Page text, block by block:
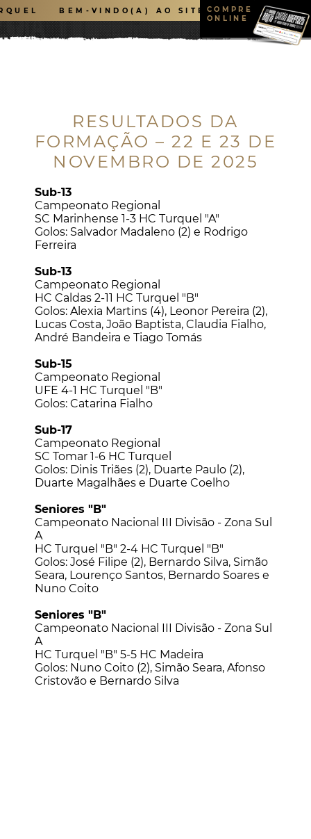
BEM-VINDO(A) AO SITE DO HC TURQUEL
COMPRE
ONLINE
NOTÍCIAS
NOTÍCIAS
NOTÍCIAS
NOTÍCIAS
RESULTADOS DA
FORMAÇÃO – 22 E 23 DE
NOVEMBRO DE 2025
Sub-13
Campeonato Regional
SC Marinhense 1-3 HC Turquel "A"
Golos: Salvador Madaleno (2) e Rodrigo
Ferreira
Sub-13
Campeonato Regional
HC Caldas 2-11 HC Turquel "B"
Golos: Alexia Martins (4), Leonor Pereira (2),
Lucas Costa, João Baptista, Claudia Fialho,
André Bandeira e Tiago Tomás
Sub-15
Campeonato Regional
UFE 4-1 HC Turquel "B"
Golos: Catarina Fialho
Sub-17
Campeonato Regional
SC Tomar 1-6 HC Turquel
Golos: Dinis Triães (2), Duarte Paulo (2),
Duarte Magalhães e Duarte Coelho
Seniores "B"
Campeonato Nacional III Divisão - Zona Sul
A
HC Turquel "B" 2-4 HC Turquel "B"
Golos: José Filipe (2), Bernardo Silva, Simão
Seara, Lourenço Santos, Bernardo Soares e
Nuno Coito
Seniores "B"
Campeonato Nacional III Divisão - Zona Sul
A
HC Turquel "B" 5-5 HC Madeira
Golos: Nuno Coito (2), Simão Seara, Afonso
Cristovão e Bernardo Silva